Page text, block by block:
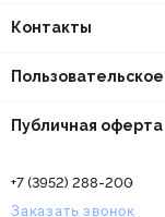
Контакты
Публичная
+7 (3952) 288-200
Заказать звонок